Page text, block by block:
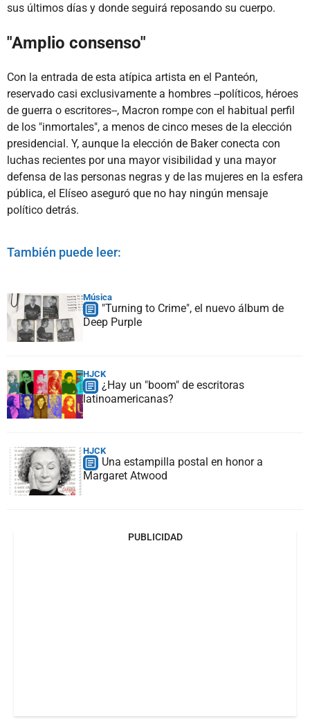
sus últimos días y donde seguirá reposando su cuerpo.
"Amplio consenso"
Con la entrada de esta atípica artista en el Panteón,
reservado casi exclusivamente a hombres --políticos, héroes
de guerra o escritores--, Macron rompe con el habitual perfil
de los "inmortales", a menos de cinco meses de la elección
presidencial. Y, aunque la elección de Baker conecta con
luchas recientes por una mayor visibilidad y una mayor
defensa de las personas negras y de las mujeres en la esfera
pública, el Elíseo aseguró que no hay ningún mensaje
político detrás.
También puede leer:
Música
"Turning to Crime", el nuevo álbum de
Deep Purple
HJCK
¿Hay un "boom" de escritoras
latinoamericanas?
HJCK
Una estampilla postal en honor a
Margaret Atwood
PUBLICIDAD